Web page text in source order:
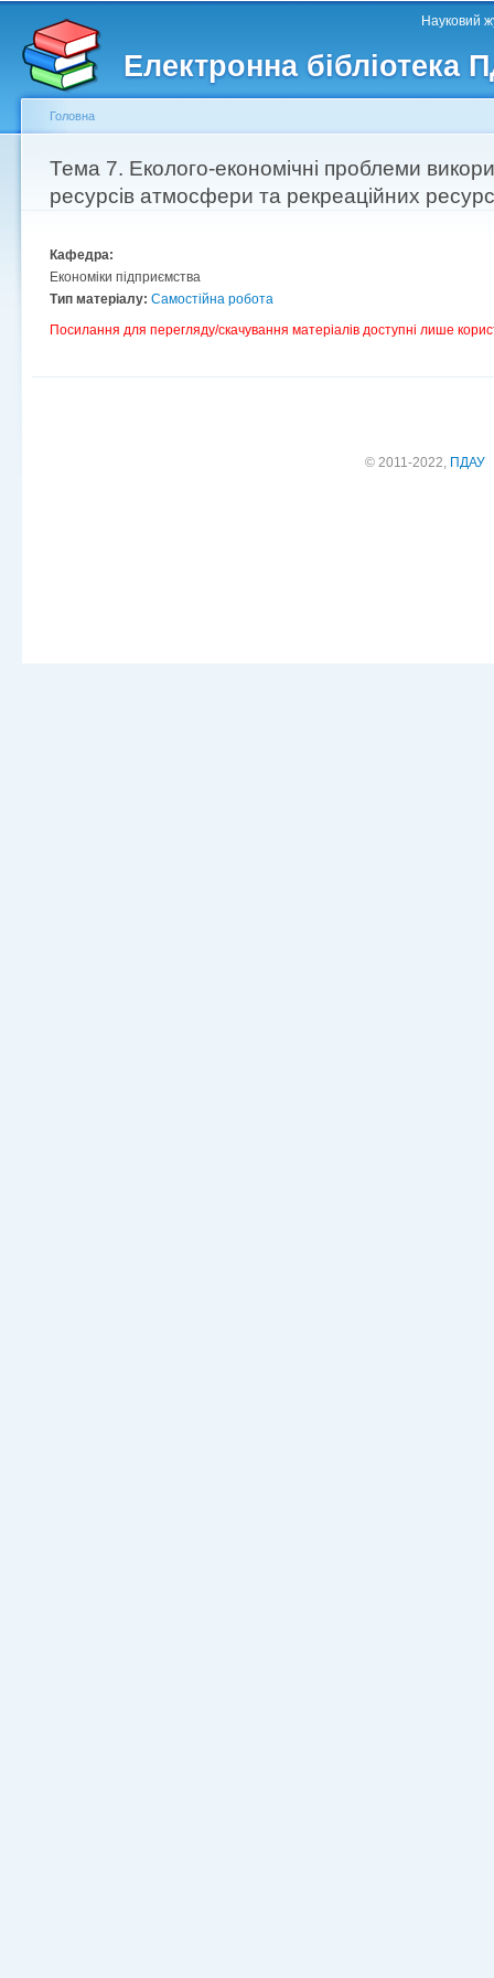
Електронна бібліотека
Головне меню Науковий
Другорядне меню
Ви є тут
Головна
Тема 7. Еколого-економічні проблеми
ресурсів атмосфери та рекреаційних
Кафедра:
Економіки підприємства
Тип матеріалу: Самостійна робота
Посилання для перегляду/скачування матеріалів доступні лише
© 2011-2022, ПДАУ